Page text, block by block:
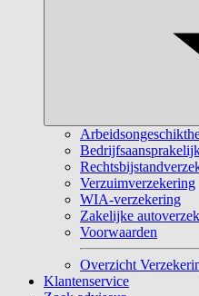
Verzuimverzekering
WIA-verzekering
Zakelijke
Voorwaarden
Overzicht
Klantenservice